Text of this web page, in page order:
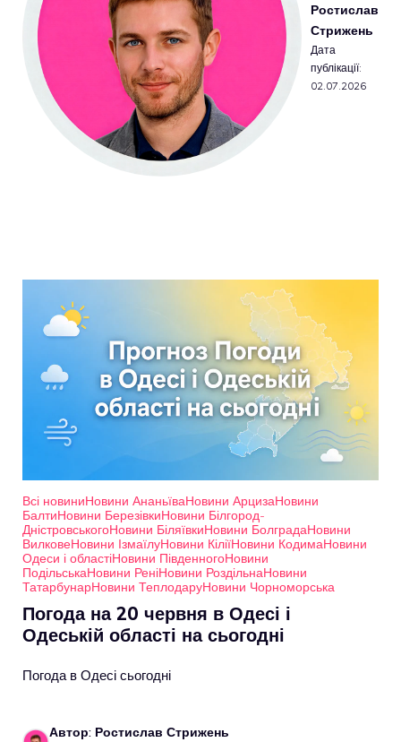
Ростислав
Стрижень
Дата
публікації:
02.07.2026
Всі новиниНовини АнаньїваНовини АрцизаНовини
БалтиНовини БерезівкиНовини Білгород-
ДністровськогоНовини БіляївкиНовини БолградаНовини
ВилковеНовини ІзмаїлуНовини КіліїНовини КодимаНовини
Одеси і областіНовини ПівденногоНовини
ПодільськаНовини РеніНовини РоздільнаНовини
ТатарбунарНовини ТеплодаруНовини Чорноморська
Погода на 20 червня в Одесі і
Одеській області на сьогодні
Погода в Одесі сьогодні
Автор: Ростислав Стрижень